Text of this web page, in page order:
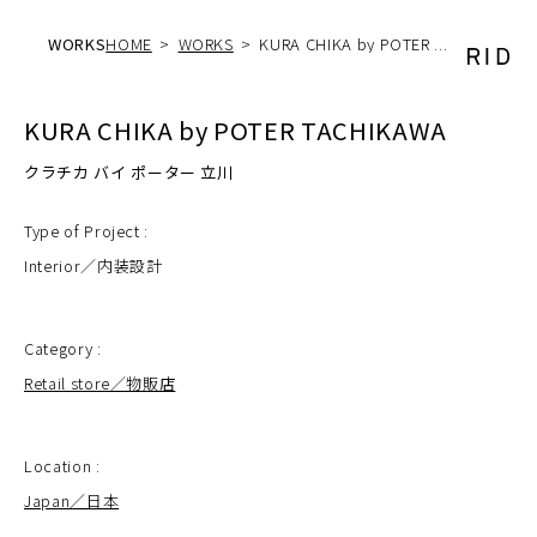
WORKSHOME WORKS KURA CHIKA by POTER ...
KURA CHIKA by POTER TACHIKAWA
クラチカ バイ ポーター 立川
Type of Project :
Interior／内装設計
Category :
Retail store／物販店
Location :
Japan／日本